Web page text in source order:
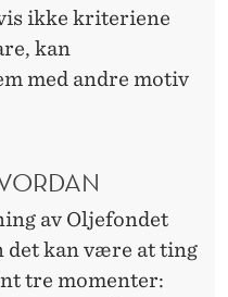
ikke kriteriene
kan
med andre motiv
av Oljefondet
det kan være at ting
tre momenter: